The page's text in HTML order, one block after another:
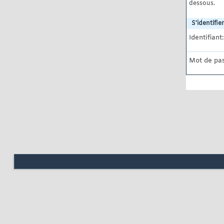
dessous.
S'identifier
Identifiant:
Mot de